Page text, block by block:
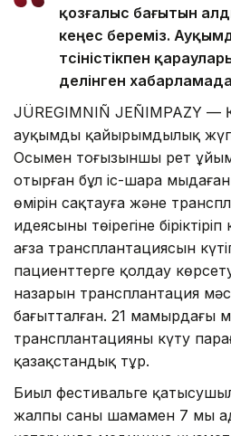
қозғалыс бағытын
кеңес береміз.
түсіністікпен
делінген
JÜREGIMNIÑ JEÑIMPAZY —
ауқымды қайырымдылық
Осымен тоғызыншы рет
отырған бұл іс-шара
өмірін сақтауға және
идеясының төңірегіне
ағза трансплантациясын
пациенттерге қолдау
назарын трансплантация
бағытталған. 21 мамырдағы
трансплантацияны күту
қазақстандық тұр.
Биыл фестивальге
жалпы саны шамамен 7 мың